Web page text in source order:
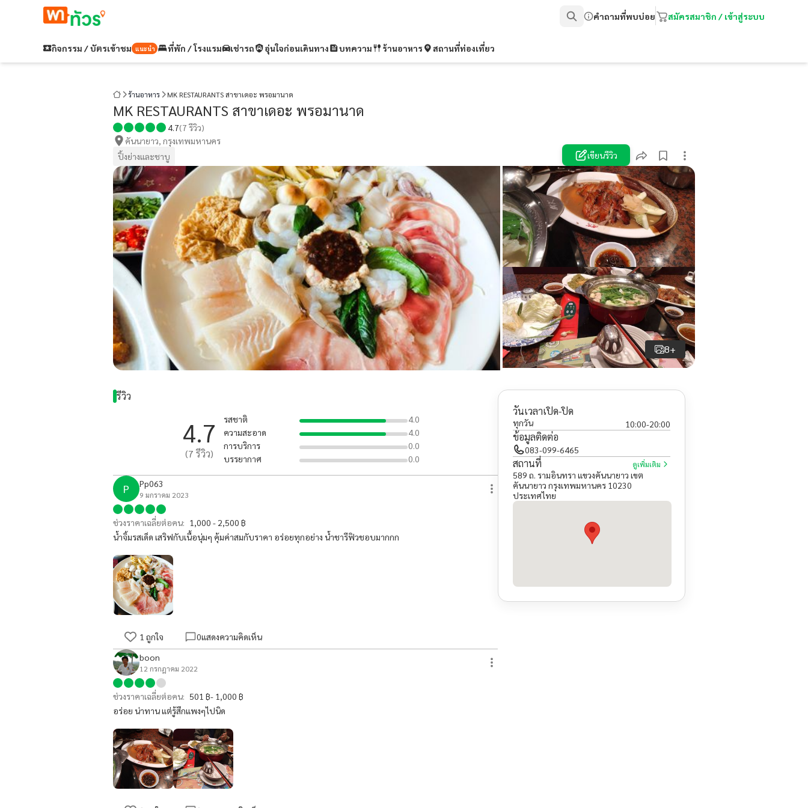
คำถามที่พบบ่อย สมัครสมาชิก / เข้าสู่ระบบ
กิจกรรม / บัตรเข้าชม แนะนำ ที่พัก / โรงแรม เช่ารถ อุ่นใจก่อนเดินทาง บทความ ร้านอาหาร สถานที่ท่องเที่ยว
ร้านอาหาร MK RESTAURANTS สาขาเดอะ พรอมานาด
MK RESTAURANTS สาขาเดอะ พรอมานาด
4.7(7 รีวิว)
คันนายาว, กรุงเทพมหานคร
ปิ้งย่างและชาบู
เขียนรีวิว
8+
รีวิว
4.7
(7 รีวิว)
รสชาติ
4.0
ความสะอาด
4.0
การบริการ
0.0
บรรยากาศ
0.0
P Pp063
9 มกราคม 2023
ช่วงราคาเฉลี่ยต่อคน: 1,000 - 2,500 ฿
น้ำจิ้มรสเด็ด เสริฟกับเนื้อนุ่มๆ คุ้มค่าสมกับราคา อร่อยทุกอย่าง น้ำชารีฟิวชอบมากกก
1 ถูกใจ 0แสดงความคิดเห็น
boon
12 กรกฎาคม 2022
ช่วงราคาเฉลี่ยต่อคน: 501 ฿- 1,000 ฿
อร่อย น่าทาน แต่รู้สึกแพงๆไปนิด
วันเวลาเปิด-ปิด
ทุกวัน 10:00-20:00
ข้อมูลติดต่อ
083-099-6465
สถานที่ ดูเพิ่มเติม
589 ถ. รามอินทรา แขวงคันนายาว เขต
คันนายาว กรุงเทพมหานคร 10230
ประเทศไทย